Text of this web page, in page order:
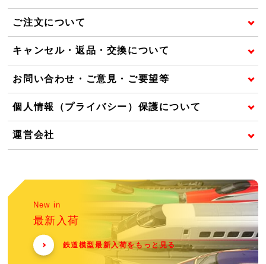
ご注文について
キャンセル・返品・交換について
お問い合わせ・ご意見・ご要望等
個人情報（プライバシー）保護について
運営会社
New in
最新入荷
鉄道模型最新入荷をもっと見る